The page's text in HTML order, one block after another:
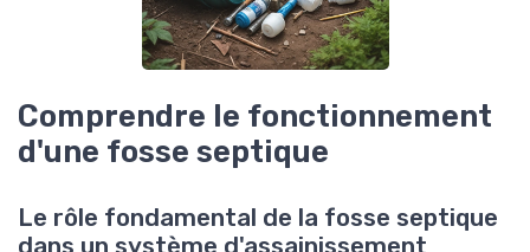
Comprendre le fonctionnement
d'une fosse septique
Le rôle fondamental de la fosse septique
dans un système d'assainissement